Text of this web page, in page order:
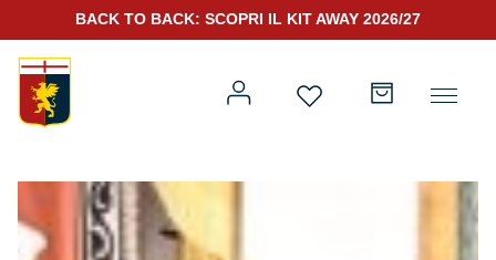
Prima squadra
Kit Gara 2026/27
BACK TO BACK: SCOPRI IL KIT AWAY 2026/27